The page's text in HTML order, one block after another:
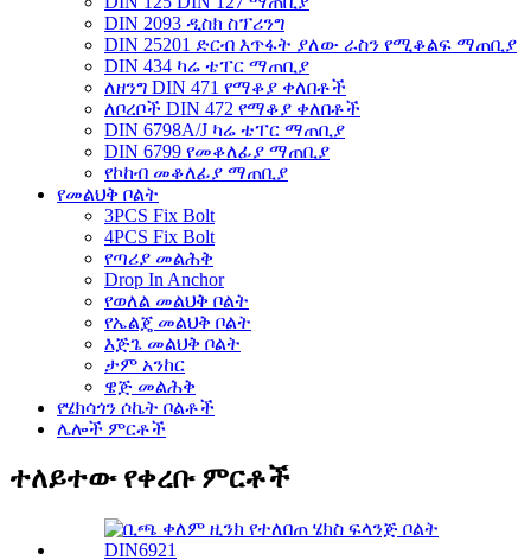
DIN 2093 ዲስክ ስፕሪንግ
DIN 25201 ድርብ እጥፋት ያለው ራስን የሚቆልፍ ማጠቢያ
DIN 434 ካሬ ቴፐር ማጠቢያ
ለዘንግ DIN 471 የማቆያ ቀለበቶች
ለቦረቦች DIN 472 የማቆያ ቀለበቶች
DIN 6798A/J ካሬ ቴፐር ማጠቢያ
DIN 6799 የመቆለፊያ ማጠቢያ
የኮከብ መቆለፊያ ማጠቢያ
የመልህቅ ቦልት
3PCS Fix Bolt
4PCS Fix Bolt
የጣሪያ መልሕቅ
Drop In Anchor
የወለል መልህቅ ቦልት
የኤልጄ መልህቅ ቦልት
እጅጌ መልህቅ ቦልት
ታም አንከር
ዌጅ መልሕቅ
የሄክሳጎን ሶኬት ቦልቶች
ሌሎች ምርቶች
ተለይተው የቀረቡ ምርቶች